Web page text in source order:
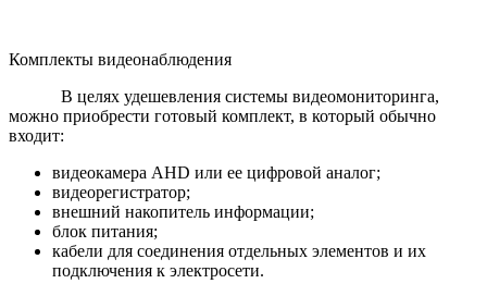
Комплекты видеонаблюдения
В целях удешевления системы видеомониторинга,
можно приобрести готовый комплект, в который обычно
входит:
видеокамера AHD или ее цифровой аналог;
видеорегистратор;
внешний накопитель информации;
блок питания;
кабели для соединения отдельных элементов и их
подключения к электросети.